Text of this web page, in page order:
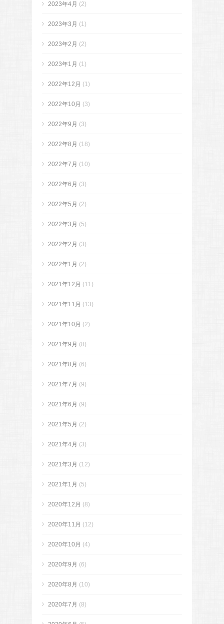
2023年4月 (2)
2023年3月 (1)
2023年2月 (2)
2023年1月 (1)
2022年12月 (1)
2022年10月 (3)
2022年9月 (3)
2022年8月 (18)
2022年7月 (10)
2022年6月 (3)
2022年5月 (2)
2022年3月 (5)
2022年2月 (3)
2022年1月 (2)
2021年12月 (11)
2021年11月 (13)
2021年10月 (2)
2021年9月 (8)
2021年8月 (6)
2021年7月 (9)
2021年6月 (9)
2021年5月 (2)
2021年4月 (3)
2021年3月 (12)
2021年1月 (5)
2020年12月 (8)
2020年11月 (12)
2020年10月 (4)
2020年9月 (6)
2020年8月 (10)
2020年7月 (8)